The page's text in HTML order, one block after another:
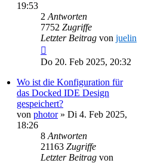
19:53
2 Antworten
7752 Zugriffe
Letzter Beitrag von juelin
Do 20. Feb 2025, 20:32
Wo ist die Konfiguration für
das Docked IDE Design
gespeichert?
von photor» Di 4. Feb 2025,
18:26
8 Antworten
21163 Zugriffe
Letzter Beitrag von